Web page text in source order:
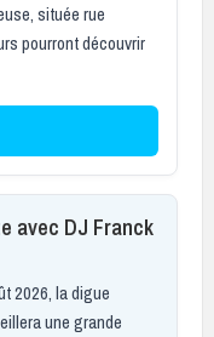
située rue
pourront découvrir
avec DJ Franck
2026, la digue
une grande